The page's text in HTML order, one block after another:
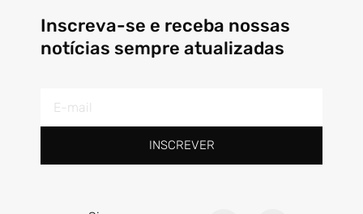
Inscreva-se e receba nossas
notícias sempre atualizadas
mail
INSCREVER